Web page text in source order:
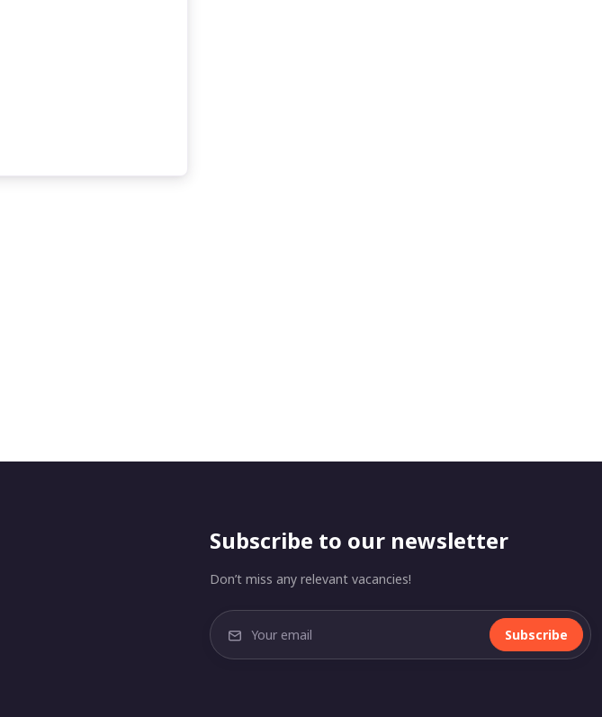
Subscribe to our newsletter
Don’t miss any relevant vacancies!
Subscribe